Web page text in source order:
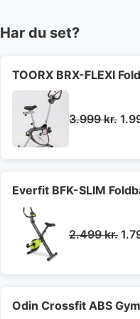
Har du set?
TOORX BRX-FLEXI
3.999kr.
Everfit BFK-SLIM
2.499kr.
Odin Crossfit ABS